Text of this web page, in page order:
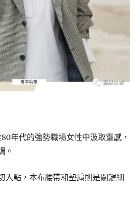
年代的強勢職場女性中汲取靈感，
。
入點，本布腰帶和墊肩則是關鍵細